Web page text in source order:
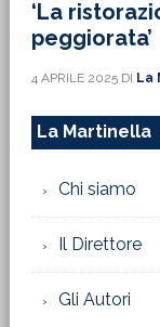
‘La
peggiorata’
4 APRILE 2025DI La
La Martinella
Chi siamo
Il Direttore
Gli Autori